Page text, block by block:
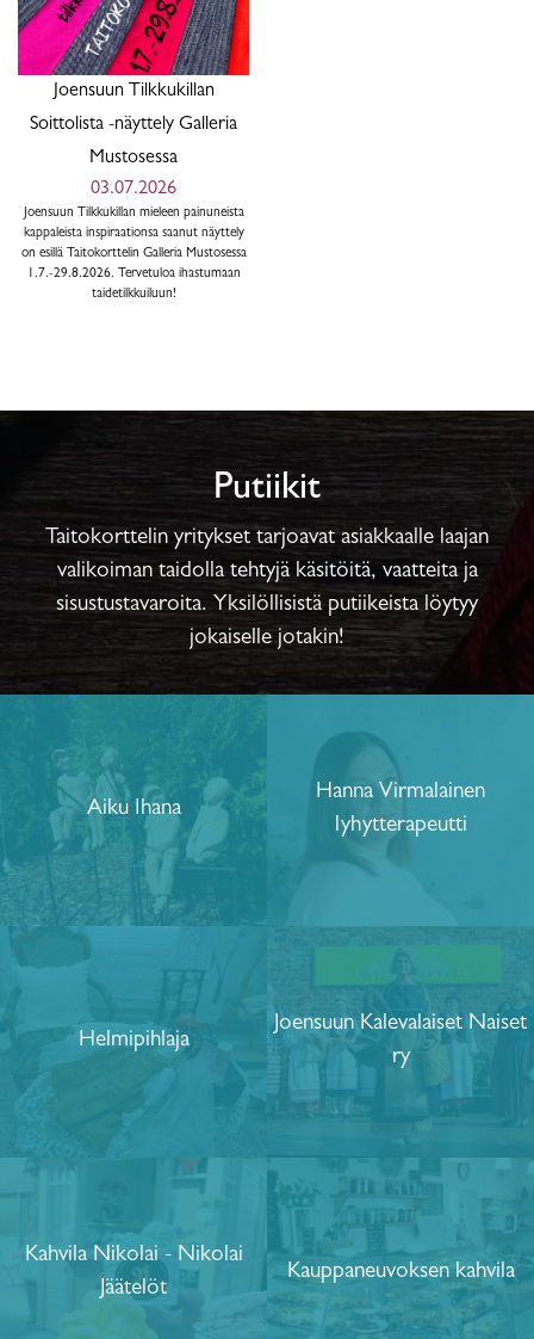
Joensuun Tilkkukillan
Soittolista -näyttely Galleria
Mustosessa
03.07.2026
Joensuun Tilkkukillan mieleen painuneista
kappaleista inspiraationsa saanut näyttely
on esillä Taitokorttelin Galleria Mustosessa
1.7.-29.8.2026. Tervetuloa ihastumaan
taidetilkkuiluun!
Putiikit
Taitokorttelin yritykset tarjoavat asiakkaalle laajan
valikoiman taidolla tehtyjä käsitöitä, vaatteita ja
sisustustavaroita. Yksilöllisistä putiikeista löytyy
jokaiselle jotakin!
Aiku Ihana
Hanna Virmalainen
lyhytterapeutti
Helmipihlaja
Joensuun Kalevalaiset Naiset
ry
Kahvila Nikolai - Nikolai
Jäätelöt
Kauppaneuvoksen kahvila